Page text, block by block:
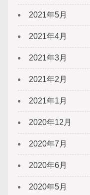
2021年5月
2021年4月
2021年3月
2021年2月
2021年1月
2020年12月
2020年7月
2020年6月
2020年5月